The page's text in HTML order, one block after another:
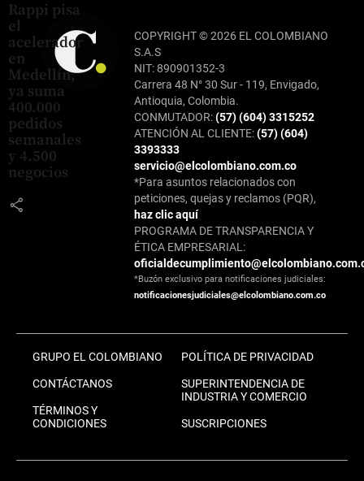
Rappi pisa
el
acelerador
en
Medellín,
ya suma
400.000
pedidos
semanales
y 4.500
negocios
share
COPYRIGHT © 2026 EL COLOMBIANO
S.A.S
NIT: 890901352-3
Carrera 48 N° 30 Sur - 119, Envigado,
Antioquia, Colombia.
CONMUTADOR:(57) (604) 3315252
ATENCIÓN AL CLIENTE:(57) (604)
3393333
servicio@elcolombiano.com.co
*Para asuntos relacionados con
peticiones, quejas y reclamos (PQR),
haz clic aquí
PROGRAMA DE TRANSPARENCIA Y
ÉTICA EMPRESARIAL:
*Buzón exclusivo para notificaciones judiciales:
notificacionesjudiciales@elcolombiano.com.co
GRUPO EL COLOMBIANO
CONTÁCTANOS
TÉRMINOS Y
CONDICIONES
POLÍTICA DE PRIVACIDAD
SUPERINTENDENCIA DE
INDUSTRIA Y COMERCIO
SUSCRIPCIONES